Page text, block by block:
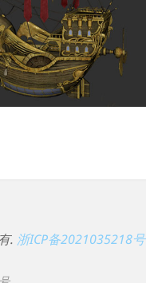
. 浙ICP备2021035218号